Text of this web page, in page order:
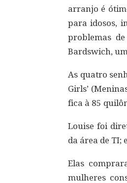
arranjo é
para idosos,
problemas
Bardswich,
As quatro
Girls’
fica à 85
Louise foi
da área de TI;
Elas
mulheres